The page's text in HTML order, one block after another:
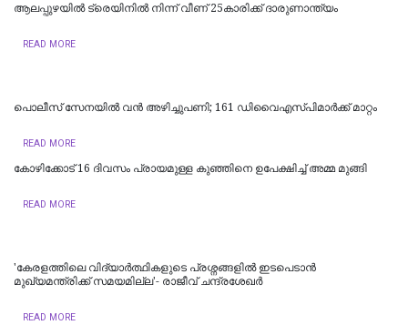
ആലപ്പുഴയിൽ ട്രെയിനില്‍ നിന്ന് വീണ് 25കാരിക്ക് ദാരുണാന്ത്യം
READ MORE
പൊലീസ് സേനയിൽ വൻ അഴിച്ചുപണി; 161 ഡിവൈഎസ്പിമാര്‍ക്ക് മാറ്റം
READ MORE
കോഴിക്കോട് 16 ​ദിവസം പ്രായമുള്ള കുഞ്ഞിനെ ഉപേക്ഷിച്ച് അമ്മ മുങ്ങി
READ MORE
'കേരളത്തിലെ വിദ്യാർത്ഥികളുടെ പ്രശ്നങ്ങളിൽ ഇടപെടാൻ
മുഖ്യമന്ത്രിക്ക് സമയമില്ല'- രാജീവ് ചന്ദ്രശേഖർ
READ MORE